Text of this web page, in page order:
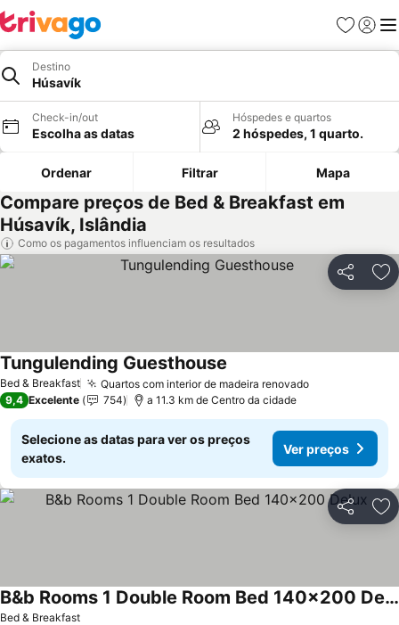
Favoritos
Iniciar
Destino
Húsavík
Check-in/out
Escolha as datas
Hóspedes e quartos
2 hóspedes, 1 quarto.
Ordenar Filtrar Mapa
Compare preços de Bed & Breakfast em
Húsavík, Islândia
Como os pagamentos influenciam os resultados
Partilhar
Bed & Breakfast Quartos com interior de madeira renovado
Tungulending Guesthouse
9,4 Excelente 754 a 11.3 km de Centro da cidade
Selecione as datas para ver os preços
exatos.
Ver preços
Partilhar
Bed & Breakfast
B&b Rooms 1 Double Room Bed 140x200 Delux